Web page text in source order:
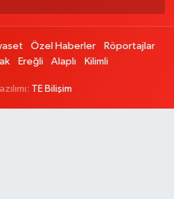
Özel Haberler
Röportajlar
Ereğli Alaplı Kilimli
TE Bilişim